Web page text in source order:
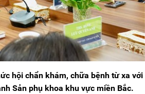
hội chẩn khám, chữa bệnh từ xa với
Sản phụ khoa khu vực miền Bắc.